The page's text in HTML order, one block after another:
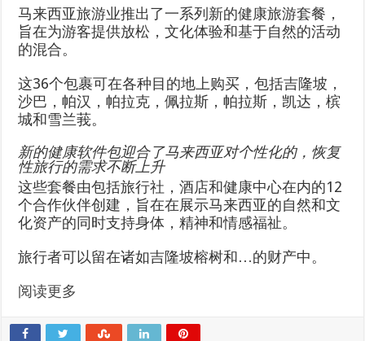
马来西亚旅游业推出了一系列新的健康旅游套餐，
旨在为游客提供放松，文化体验和基于自然的活动
的混合。
这36个包裹可在各种目的地上购买，包括吉隆坡，
沙巴，帕汉，帕拉克，佩拉斯，帕拉斯，凯达，槟
城和雪兰莪。
新的健康软件包迎合了马来西亚对个性化的，恢复
性旅行的需求不断上升
这些套餐由包括旅行社，酒店和健康中心在内的12
个合作伙伴创建，旨在在展示马来西亚的自然和文
化资产的同时支持身体，精神和情感福祉。
旅行者可以留在诸如吉隆坡榕树和…的财产中。
阅读更多